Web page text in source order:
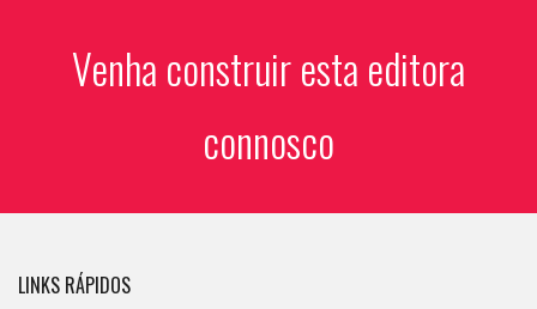
Venha construir esta editora
connosco
LINKS RÁPIDOS